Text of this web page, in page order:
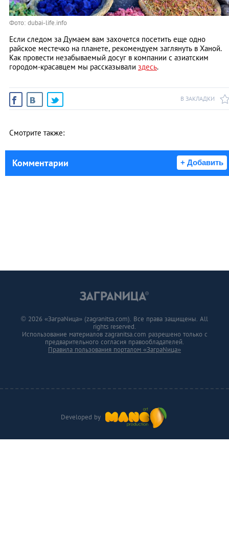
Фото: dubai-life.info
Если следом за Думаем вам захочется посетить еще одно
райское местечко на планете, рекомендуем заглянуть в Ханой.
Как провести незабываемый досуг в компании с азиатским
городом-красавцем мы рассказывали здесь.
В ЗАКЛАДКИ
Смотрите также:
Комментарии + Добавить
Developed by
© 2026 «ЗаграNица» (zagranitsa.com). Все права защищены. All
rights reserved.
Использование материалов zagranitsa.com разрешено только с
предварительного согласия правообладателей.
Правила пользования порталом «ЗаграNица»